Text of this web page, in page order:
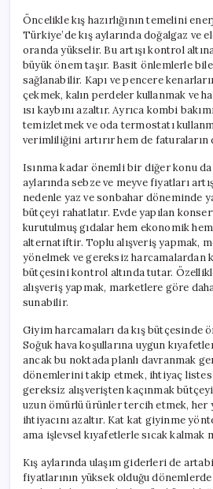
Öncelikle kış hazırlığının temelini
Türkiye’de kış aylarında doğalgaz ve
oranda yükselir. Bu artışı kontrol
büyük önem taşır. Basit önlemlerle
sağlanabilir. Kapı ve pencere
çekmek, kalın perdeler kullanmak ve
ısı kaybını azaltır. Ayrıca kombi
temizletmek ve oda termostatı
verimliliğini artırır hem de faturaların
Isınma kadar önemli bir diğer konu da
aylarında sebze ve meyve fiyatları
nedenle yaz ve sonbahar döneminde
bütçeyi rahatlatır. Evde yapılan
kurutulmuş gıdalar hem ekonomik
alternatiftir. Toplu alışveriş yapmak,
yönelmek ve gereksiz harcamalardan
bütçesini kontrol altında tutar.
alışveriş yapmak, marketlere göre
sunabilir.
Giyim harcamaları da kış bütçesinde
Soğuk hava koşullarına uygun
ancak bu noktada planlı davranmak
dönemlerini takip etmek, ihtiyaç
gereksiz alışverişten kaçınmak
uzun ömürlü ürünler tercih etmek, her
ihtiyacını azaltır. Kat kat giyinme
ama işlevsel kıyafetlerle sıcak kalmak
Kış aylarında ulaşım giderleri de
fiyatlarının yüksek olduğu